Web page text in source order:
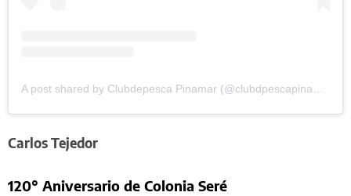
Carlos Tejedor
120° Aniversario de Colonia Seré